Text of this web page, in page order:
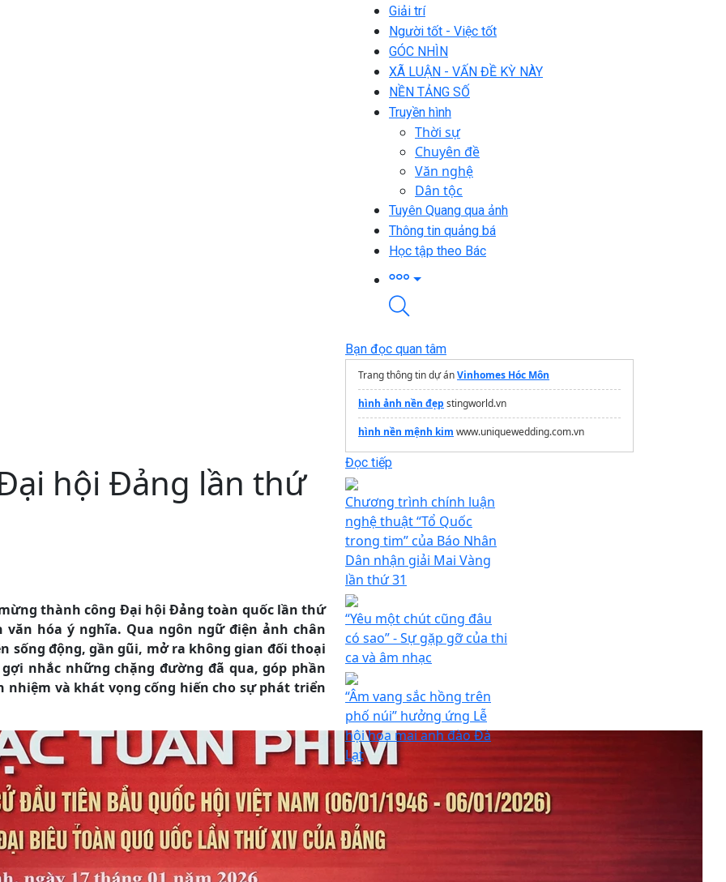
Giải trí
Người tốt - Việc tốt
GÓC NHÌN
XÃ LUẬN - VẤN ĐỀ KỲ NÀY
NỀN TẢNG SỐ
Truyền hình
Thời sự
Chuyên đề
Văn nghệ
Dân tộc
Tuyên Quang qua ảnh
Thông tin quảng bá
Học tập theo Bác
hội Đảng lần thứ
thành công Đại hội Đảng toàn quốc lần thứ
hóa ý nghĩa. Qua ngôn ngữ điện ảnh chân
sống động, gần gũi, mở ra không gian đối thoại
nhắc những chặng đường đã qua, góp phần
và khát vọng cống hiến cho sự phát triển
Bạn đọc quan tâm
Trang thông tin dự ánVinhomes Hóc Môn
hình ảnh nền đẹp stingworld.vn
hình nền mệnh kim www.uniquewedding.com.vn
Đọc tiếp
Chương trình chính luận
nghệ thuật “Tổ Quốc
trong tim” của Báo Nhân
Dân nhận giải Mai Vàng
lần thứ 31
“Yêu một chút cũng đâu
có sao” - Sự gặp gỡ của thi
ca và âm nhạc
“Âm vang sắc hồng trên
phố núi” hưởng ứng Lễ
hội hoa mai anh đào Đà
Lạt